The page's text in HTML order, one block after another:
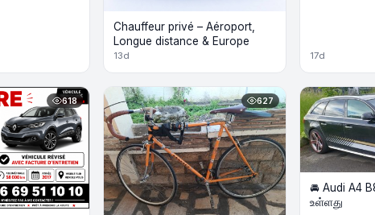
Chauffeur privé – Aéroport,
Longue distance & Europe
13d 17d
618 627
🚘 Audi A4
உள்ளது